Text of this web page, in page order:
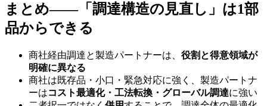
まとめ——「調達構造の見直し」は1部
品からできる
商社経由調達と製造パートナーは、 役割と得意領域が
明確に異なる
商社は既存品・小口・緊急対応に強く、製造パートナ
ーはコスト最適化・工法転換・グローバル調達に強い